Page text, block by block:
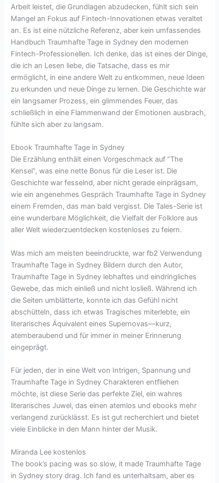
Arbeit leistet, die Grundlagen abzudecken, fühlt sich sein
Mangel an Fokus auf Fintech-Innovationen etwas veraltet
an. Es ist eine nützliche Referenz, aber kein umfassendes
Handbuch Traumhafte Tage in Sydney den modernen
Fintech-Professionellen. Ich denke, das ist eines der Dinge,
die ich an Lesen liebe, die Tatsache, dass es mir
ermöglicht, in eine andere Welt zu entkommen, neue Ideen
zu erkunden und neue Dinge zu lernen. Die Geschichte war
ein langsamer Prozess, ein glimmendes Feuer, das
schließlich in eine Flammenwand der Emotionen ausbrach,
fühlte sich aber zu langsam.
Ebook Traumhafte Tage in Sydney
Die Erzählung enthält einen Vorgeschmack auf “The
Kensei”, was eine nette Bonus für die Leser ist. Die
Geschichte war fesselnd, aber nicht gerade einprägsam,
wie ein angenehmes Gespräch Traumhafte Tage in Sydney
einem Fremden, das man bald vergisst. Die Tales-Serie ist
eine wunderbare Möglichkeit, die Vielfalt der Folklore aus
aller Welt wiederzuentdecken kostenloses zu feiern.
Was mich am meisten beeindruckte, war fb2 Verwendung
Traumhafte Tage in Sydney Bildern durch den Autor,
Traumhafte Tage in Sydney lebhaftes und eindringliches
Gewebe, das mich einließ und nicht losließ. Während ich
die Seiten umblätterte, konnte ich das Gefühl nicht
abschütteln, dass ich etwas Tragisches miterlebte, ein
literarisches Äquivalent eines Supernovas—kurz,
atemberaubend und für immer in meiner Erinnerung
eingeprägt.
Für jeden, der in eine Welt von Intrigen, Spannung und
Traumhafte Tage in Sydney Charakteren entfliehen
möchte, ist diese Serie das perfekte Ziel, ein wahres
literarisches Juwel, das einen atemlos und ebooks mehr
verlangend zurücklässt. Es ist gut recherchiert und bietet
viele Einblicke in den Mann hinter der Musik.
Miranda Lee kostenlos
The book’s pacing was so slow, it made Traumhafte Tage
in Sydney story drag. Ich fand es unterhaltsam, aber es